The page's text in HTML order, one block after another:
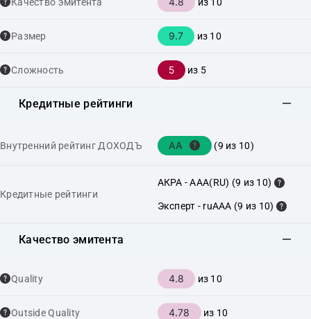
Размер 9.7 из 10
Сложность 5 из 5
Кредитные рейтинги
Внутренний рейтинг ДОХОДЪ AA (9 из 10)
Кредитные рейтинги
АКРА - AAA(RU) (9 из 10)
Эксперт - ruAAA (9 из 10)
Качество эмитента
Quality 4.8 из 10
Outside Quality 4.78 из 10